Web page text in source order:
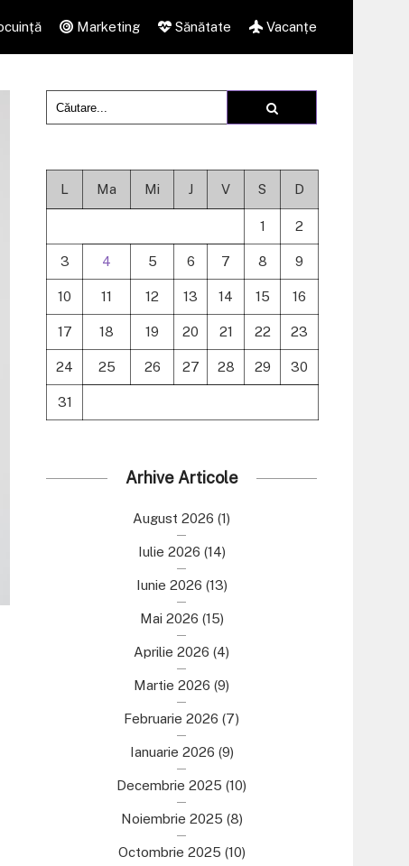
Marketing Sănătate Vacanțe
L Ma Mi J V S D
1 2
3 4 5 6 7 8 9
10 11 12 13 14 15 16
17 18 19 20 21 22 23
24 25 26 27 28 29 30
31
Arhive Articole
August 2026 (1)
Iulie 2026 (14)
Iunie 2026 (13)
Mai 2026 (15)
Aprilie 2026 (4)
Martie 2026 (9)
Februarie 2026 (7)
Ianuarie 2026 (9)
Decembrie 2025 (10)
Noiembrie 2025 (8)
Octombrie 2025 (10)